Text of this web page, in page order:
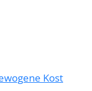
Kost